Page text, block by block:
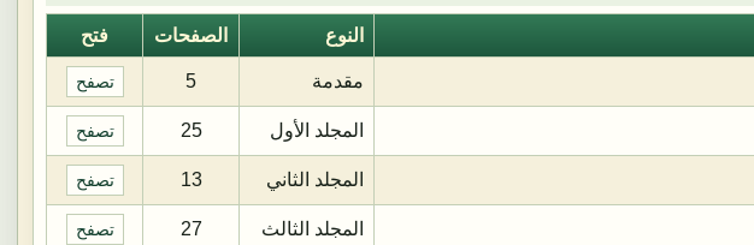
النوع الصفحات فتح
مقدمة 5 تصفح
المجلد الأول 25 تصفح
المجلد الثاني 13 تصفح
المجلد الثالث 27 تصفح